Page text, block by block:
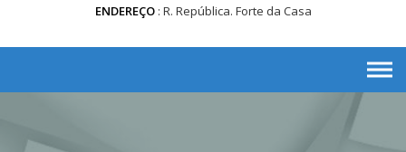
ENDEREÇO R. República. Forte da Casa